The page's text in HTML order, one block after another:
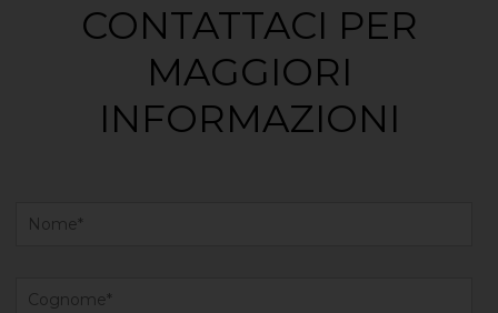
CONTATTACI PER
MAGGIORI
INFORMAZIONI